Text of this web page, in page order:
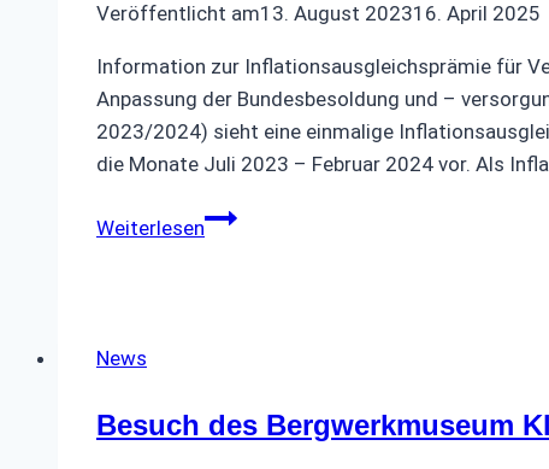
Veröffentlicht am13. August 202316. April 2025
Information zur Inflationsausgleichsprämie für
Anpassung der Bundesbesoldung und –
2023/2024) sieht eine einma­lige
die Monate Juli 2023 – Februar 2024 vor. Als
WeiterlesenInformation
News
Besuch des Bergwerkmuseum